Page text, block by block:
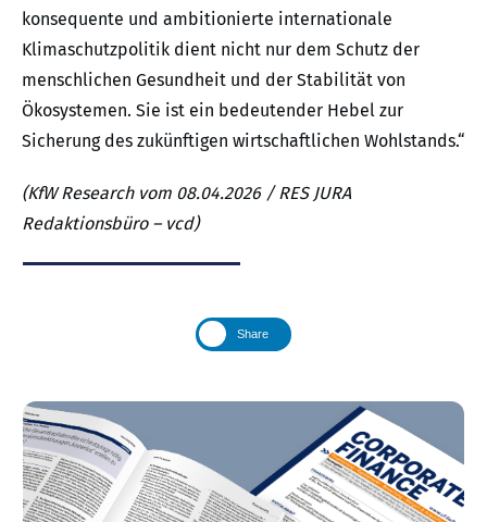
konsequente und ambitionierte internationale
Klimaschutzpolitik dient nicht nur dem Schutz der
menschlichen Gesundheit und der Stabilität von
Ökosystemen. Sie ist ein bedeutender Hebel zur
Sicherung des zukünftigen wirtschaftlichen Wohlstands.“
(KfW Research vom 08.04.2026 / RES JURA
Redaktionsbüro – vcd)
Share